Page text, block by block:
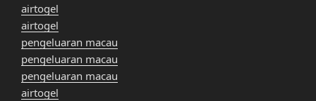
airtogel
airtogel
pengeluaran macau
pengeluaran macau
pengeluaran macau
airtogel